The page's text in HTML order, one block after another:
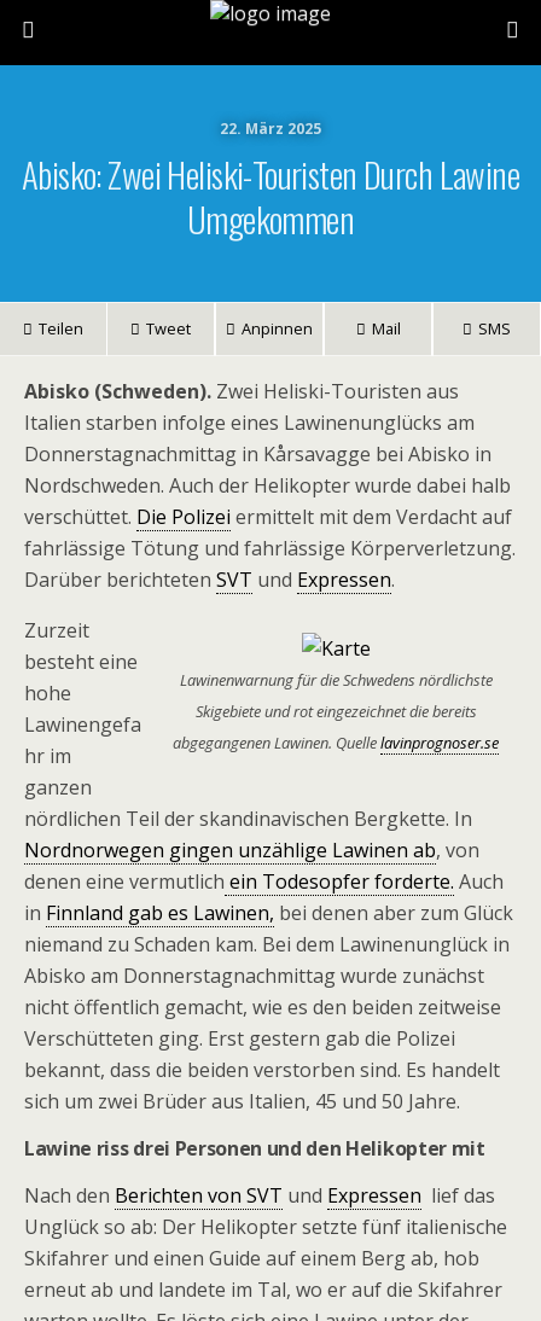
22. März 2025
Abisko: Zwei Heliski-Touristen Durch Lawine
Umgekommen
Teilen Tweet Anpinnen Mail SMS
Abisko (Schweden). Zwei Heliski-Touristen aus
Italien starben infolge eines Lawinenunglücks am
Donnerstagnachmittag in Kårsavagge bei Abisko in
Nordschweden. Auch der Helikopter wurde dabei halb
verschüttet. Die Polizei ermittelt mit dem Verdacht auf
fahrlässige Tötung und fahrlässige Körperverletzung.
Darüber berichteten SVT und Expressen.
Lawinenwarnung für die Schwedens nördlichste
Skigebiete und rot eingezeichnet die bereits
abgegangenen Lawinen. Quellelavinprognoser.se
Zurzeit
besteht eine
hohe
Lawinengefa
hr im
ganzen
nördlichen Teil der skandinavischen Bergkette. In
Nordnorwegen gingen unzählige Lawinen ab, von
denen eine vermutlich ein Todesopfer forderte. Auch
in Finnland gab es Lawinen, bei denen aber zum Glück
niemand zu Schaden kam. Bei dem Lawinenunglück in
Abisko am Donnerstagnachmittag wurde zunächst
nicht öffentlich gemacht, wie es den beiden zeitweise
Verschütteten ging. Erst gestern gab die Polizei
bekannt, dass die beiden verstorben sind. Es handelt
sich um zwei Brüder aus Italien, 45 und 50 Jahre.
Lawine riss drei Personen und den Helikopter mit
Nach den Berichten von SVT und Expressen lief das
Unglück so ab: Der Helikopter setzte fünf italienische
Skifahrer und einen Guide auf einem Berg ab, hob
erneut ab und landete im Tal, wo er auf die Skifahrer